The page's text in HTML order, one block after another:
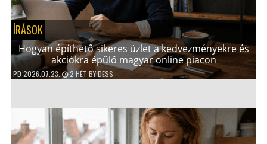
ÍRÁSOK
Hogyan építhető sikeres üzlet a kedvezményekre és
akciókra épülő magyar online piacon
PD 2026.07.23. 2 HÉT BYDESS